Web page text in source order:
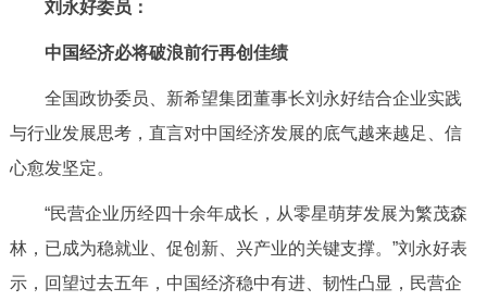
刘永好委员：
中国经济必将破浪前行再创佳绩
全国政协委员、新希望集团董事长刘永好结合企业实践
与行业发展思考，直言对中国经济发展的底气越来越足、信
心愈发坚定。
“民营企业历经四十余年成长，从零星萌芽发展为繁茂森
林，已成为稳就业、促创新、兴产业的关键支撑。”刘永好表
示，回望过去五年，中国经济稳中有进、韧性凸显，民营企